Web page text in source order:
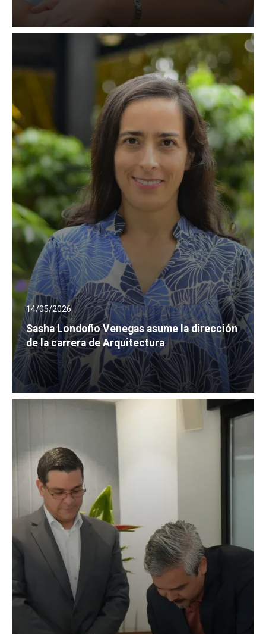
14/05/2026
Sasha Londoño Venegas asume la dirección
de la carrera de Arquitectura